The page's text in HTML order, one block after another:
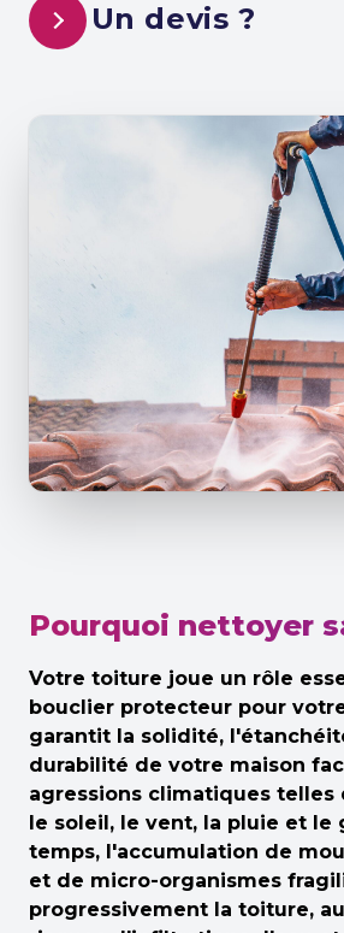
Pack architecte / Construction
Un devis ?
Pourquoi nettoyer
Votre toiture joue un rôle
bouclier protecteur pour
garantit la solidité,
durabilité de votre maison
agressions climatiques telles
le soleil, le vent, la pluie et le
temps, l'accumulation de
et de micro-organismes
progressivement la toiture,